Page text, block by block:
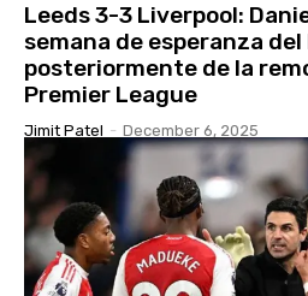
Leeds 3-3 Liverpool:
semana de esperanza del
posteriormente de la
Premier League
Jimit Patel - December 6, 2025